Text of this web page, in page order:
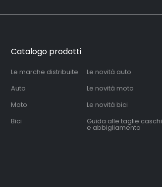
Catalogo prodotti
Le marche distribuite
Auto
Moto
Bici
Le novità auto
Le novità moto
Le novità bici
Guida alle taglie caschi
e abbigliamento